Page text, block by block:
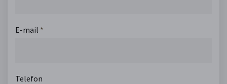
E-mail *
Telefon